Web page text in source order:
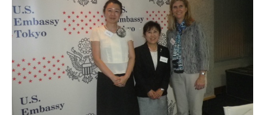
このサイトについて
個人情報保護方針
いじめ防止基本方針
採用情報 文化祭 Today’s SEIJO